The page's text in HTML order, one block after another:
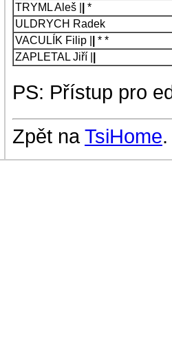
TRYML Aleš |
*
ULDRYCH Radek
VACULÍK Filip |
* *
ZAPLETAL Jiří |
PS: Přístup pro
Zpět naTsiHome.